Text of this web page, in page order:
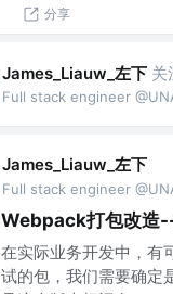
分享
James_Liauw_左下 关
Full stack engineer
James_Liauw_左下
Full stack engineer
Webpack打包改造
在实际业务开发中，有
试的包，我们需要确定